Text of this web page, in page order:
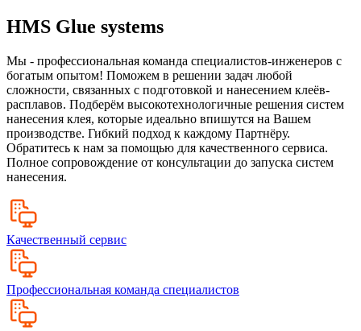
HMS Glue systems
Мы - профессиональная команда специалистов-инженеров с
богатым опытом! Поможем в решении задач любой
сложности, связанных с подготовкой и нанесением клеёв-
расплавов. Подберём высокотехнологичные решения систем
нанесения клея, которые идеально впишутся на Вашем
производстве. Гибкий подход к каждому Партнёру.
Обратитесь к нам за помощью для качественного сервиса.
Полное сопровождение от консультации до запуска систем
нанесения.
Качественный сервис
Профессиональная команда специалистов